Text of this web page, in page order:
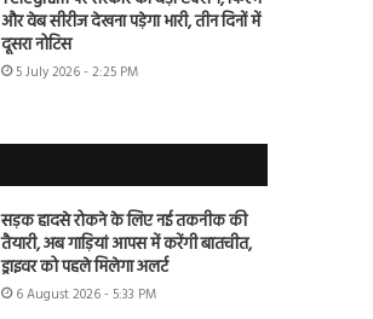
और वेब सीरीज देखना पड़ेगा भारी, तीन दिनों में
दूसरा नोटिस
5 July 2026 - 2:25 PM
सड़क हादसे रोकने के लिए नई तकनीक की
तैयारी, अब गाड़ियां आपस में करेंगी बातचीत,
ड्राइवर को पहले मिलेगा अलर्ट
6 August 2026 - 5:33 PM